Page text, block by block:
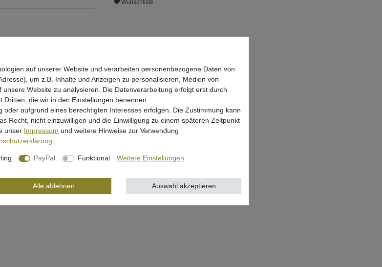
Wunschliste
auf unserer Website und verarbeiten personenbezogene Daten von
um z.B. Inhalte und Anzeigen zu personalisieren, Medien von
Website zu analysieren. Die Datenverarbeitung erfolgt erst durch
die wir in den Einstellungen benennen.
oder aufgrund eines berechtigten Interesses erfolgen. Die Zustimmung kann
Recht, nicht einzuwilligen und die Einwilligung zu einem späteren Zeitpunkt
unser Impressum und weitere Hinweise zur Verwendung
PayPal Funktional Weitere Einstellungen
Alle ablehnen Auswahl akzeptieren